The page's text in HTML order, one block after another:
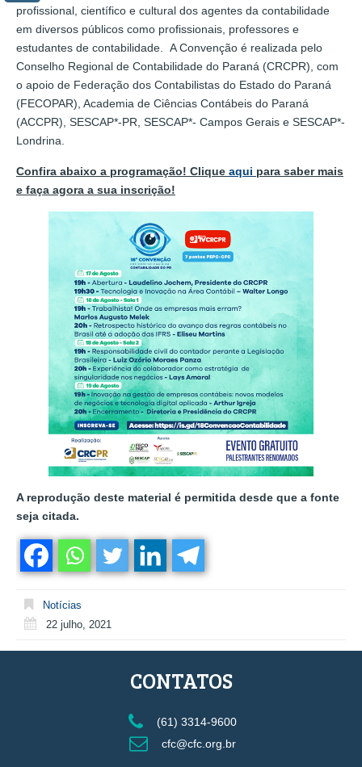
profissional, científico e cultural dos agentes da contabilidade
em diversos públicos como profissionais, professores e
estudantes de contabilidade. A Convenção é realizada pelo
Conselho Regional de Contabilidade do Paraná (CRCPR), com
o apoio de Federação dos Contabilistas do Estado do Paraná
(FECOPAR), Academia de Ciências Contábeis do Paraná
(ACCPR), SESCAP*-PR, SESCAP*- Campos Gerais e SESCAP*-
Londrina.
Confira abaixo a programação! Clique aqui para saber mais
e faça agora a sua inscrição!
A reprodução deste material é permitida desde que a fonte
seja citada.
Notícias
22 julho, 2021
CONTATOS
(61) 3314-9600
cfc@cfc.org.br